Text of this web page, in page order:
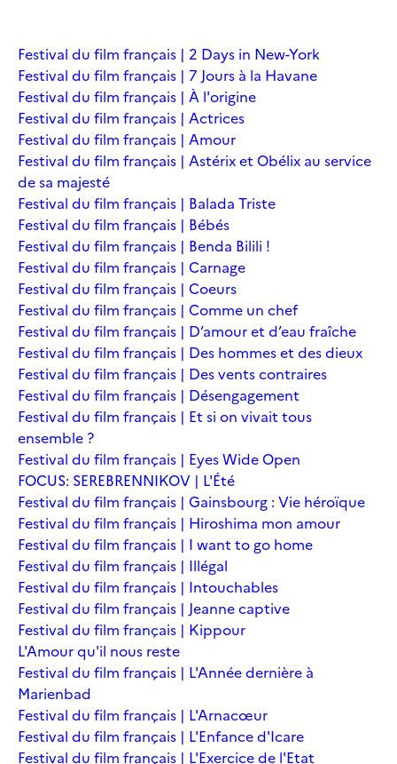
Festival du film français | 2 Days in New-York
Festival du film français | 7 Jours à la Havane
Festival du film français | À l'origine
Festival du film français | Actrices
Festival du film français | Amour
Festival du film français | Astérix et Obélix au service
de sa majesté
Festival du film français | Balada Triste
Festival du film français | Bébés
Festival du film français | Benda Bilili !
Festival du film français | Carnage
Festival du film français | Coeurs
Festival du film français | Comme un chef
Festival du film français | D’amour et d’eau fraîche
Festival du film français | Des hommes et des dieux
Festival du film français | Des vents contraires
Festival du film français | Désengagement
Festival du film français | Et si on vivait tous
ensemble ?
Festival du film français | Eyes Wide Open
FOCUS: SEREBRENNIKOV | L'Été
Festival du film français | Gainsbourg : Vie héroïque
Festival du film français | Hiroshima mon amour
Festival du film français | I want to go home
Festival du film français | Illégal
Festival du film français | Intouchables
Festival du film français | Jeanne captive
Festival du film français | Kippour
L'Amour qu'il nous reste
Festival du film français | L'Année dernière à
Marienbad
Festival du film français | L'Arnacœur
Festival du film français | L'Enfance d'Icare
Festival du film français | L'Exercice de l'Etat